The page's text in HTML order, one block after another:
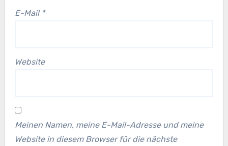
E-Mail *
Website
Meinen Namen, meine E-Mail-Adresse und meine
Website in diesem Browser für die nächste